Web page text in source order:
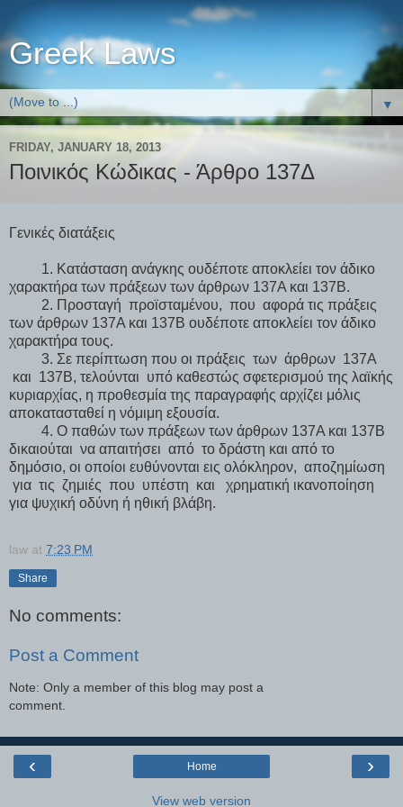
Greek Laws
▼
FRIDAY, JANUARY 18, 2013
Ποινικός Κώδικας - Άρθρο 137Δ
Γενικές διατάξεις
1. Κατάσταση ανάγκης ουδέποτε αποκλείει τον άδικο
χαρακτήρα των πράξεων των άρθρων 137Α και 137Β.
2. Προσταγή προϊσταμένου, που αφορά τις πράξεις
των άρθρων 137Α και 137Β ουδέποτε αποκλείει τον άδικο
χαρακτήρα τους.
3. Σε περίπτωση που οι πράξεις των άρθρων 137Α
και 137Β, τελούνται υπό καθεστώς σφετερισμού της λαϊκής
κυριαρχίας, η προθεσμία της παραγραφής αρχίζει μόλις
αποκατασταθεί η νόμιμη εξουσία.
4. Ο παθών των πράξεων των άρθρων 137Α και 137Β
δικαιούται να απαιτήσει από το δράστη και από το
δημόσιο, οι οποίοι ευθύνονται εις ολόκληρον, αποζημίωση
για τις ζημιές που υπέστη και χρηματική ικανοποίηση
για ψυχική οδύνη ή ηθική βλάβη.
law at 7:23 PM
Share
No comments:
Post a Comment
Note: Only a member of this blog may post a
comment.
‹ ›
Home
View web version